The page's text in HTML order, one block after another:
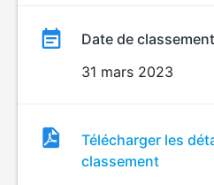
Date de classement
31 mars 2023
Fichier
de
classement
Télécharger les
classement